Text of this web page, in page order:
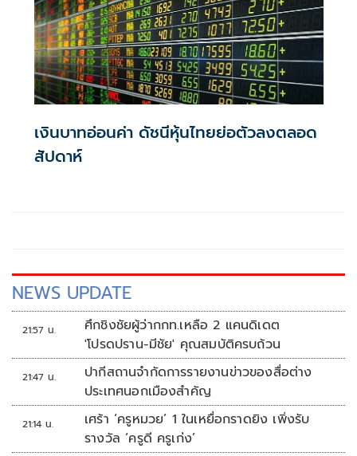
เงินบาทอ่อนค่า ดัชนีหุ้นไทยย่อตัวลงตลอด
สัปดาห์
NEWS UPDATE
21:57 น.
ศึกชิงชัยผู้ว่ากกท.เหลือ 2 แคนดิเดต
'โปรดปราน-มีชัย' คุณสมบัติครบถ้วน
21:47 น.
ปากีสถานจำกัดการรายงานข่าวของสื่อต่าง
ประเทศนอกเมืองสำคัญ
21:14 น.
เศร้า ‘ครูหมวย’ 1 ในเหยื่อกราดยิง เพิ่งรับ
รางวัล ‘ครูดี ครูเก่ง’